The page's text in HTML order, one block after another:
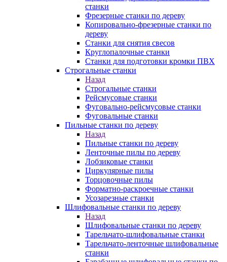
станки
Фрезерные станки по дереву
Копировально-фрезерные станки по
дереву
Станки для снятия свесов
Круглопалочные станки
Станки для подготовки кромки ПВХ
Строгальные станки
Назад
Строгальные станки
Рейсмусовые станки
Фуговально-рейсмусовые станки
Фуговальные станки
Пильные станки по дереву
Назад
Пильные станки по дереву
Ленточные пилы по дереву
Лобзиковые станки
Циркулярные пилы
Торцовочные пилы
Форматно-раскроечные станки
Усозарезные станки
Шлифовальные станки по дереву
Назад
Шлифовальные станки по дереву
Тарельчато-шлифовальные станки
Тарельчато-ленточные шлифовальные
станки